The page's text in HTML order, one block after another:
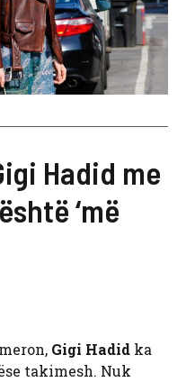
Hadid me
‘më
Gigi Hadid ka
takimesh. Nuk